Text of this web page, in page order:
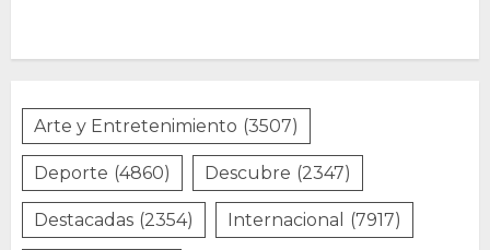
Arte y Entretenimiento (3507)
Deporte (4860) Descubre (2347)
Destacadas (2354) Internacional (7917)